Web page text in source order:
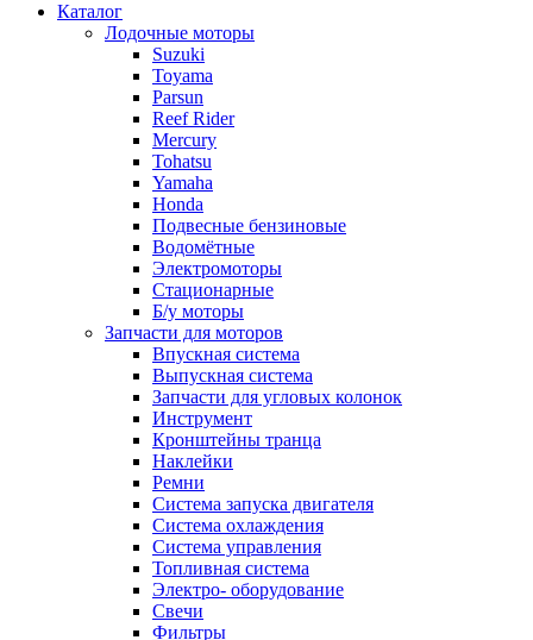
Каталог
Лодочные моторы
Suzuki
Toyama
Parsun
Reef Rider
Mercury
Tohatsu
Yamaha
Honda
Подвесные бензиновые
Водомётные
Электромоторы
Стационарные
Б/у моторы
Запчасти для моторов
Впускная система
Выпускная система
Запчасти для угловых колонок
Инструмент
Кронштейны транца
Наклейки
Ремни
Система запуска двигателя
Система охлаждения
Система управления
Топливная система
Электро- оборудование
Свечи
Фильтры